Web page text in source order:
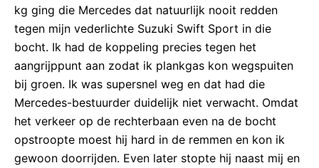
kg ging die Mercedes dat natuurlijk nooit redden
tegen mijn vederlichte Suzuki Swift Sport in die
bocht. Ik had de koppeling precies tegen het
aangrijppunt aan zodat ik plankgas kon wegspuiten
bij groen. Ik was supersnel weg en dat had die
Mercedes-bestuurder duidelijk niet verwacht. Omdat
het verkeer op de rechterbaan even na de bocht
opstroopte moest hij hard in de remmen en kon ik
gewoon doorrijden. Even later stopte hij naast mij en